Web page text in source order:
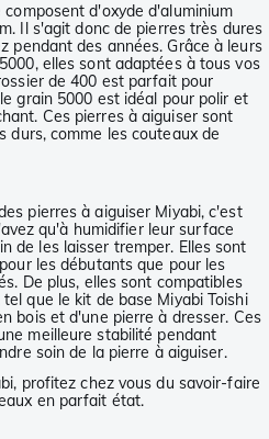
d'oxyde d'aluminium
Il s'agit donc de pierres très dures
pendant des années. Grâce à leurs
elles sont adaptées à tous vos
de 400 est parfait pour
grain 5000 est idéal pour polir et
Ces pierres à aiguiser sont
durs, comme les couteaux de
pierres à aiguiser Miyabi, c'est
qu'à humidifier leur surface
de les laisser tremper. Elles sont
les débutants que pour les
De plus, elles sont compatibles
que le kit de base Miyabi Toishi
bois et d'une pierre à dresser. Ces
meilleure stabilité pendant
soin de la pierre à aiguiser.
profitez chez vous du savoir-faire
en parfait état.